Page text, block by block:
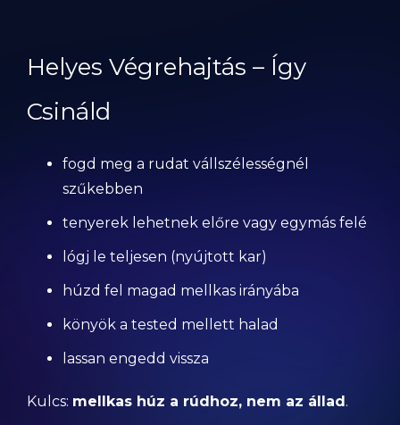
Helyes Végrehajtás – Így
Csináld
fogd meg a rudat vállszélességnél
szűkebben
tenyerek lehetnek előre vagy egymás felé
lógj le teljesen (nyújtott kar)
húzd fel magad mellkas irányába
könyök a tested mellett halad
lassan engedd vissza
Kulcs: mellkas húz a rúdhoz, nem az állad.